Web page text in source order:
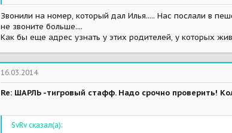
Звонили на номер, который дал Илья..... Нас послали в
не звоните больше....
Как бы еще адрес узнать у этих родителей, у которых
16.03.2014
Re: ШАРЛЬ -тигровый стафф. Надо срочно проверить!
SvRv сказал(а):